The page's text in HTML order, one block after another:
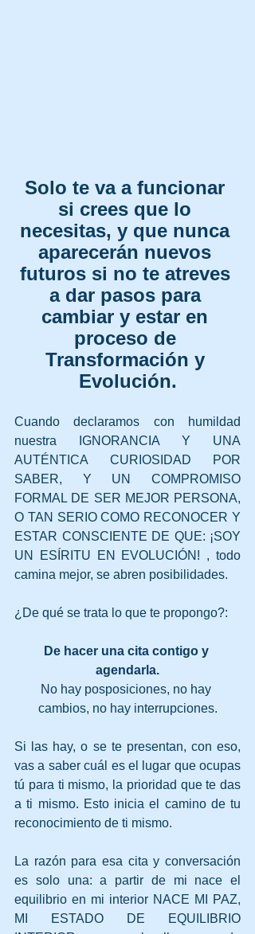
Solo te va a funcionar
si crees que lo
necesitas, y que nunca
aparecerán nuevos
futuros si no te atreves
a dar pasos para
cambiar y estar en
proceso de
Transformación y
Evolución.
Cuando declaramos con humildad
nuestra IGNORANCIA Y UNA
AUTÉNTICA CURIOSIDAD POR
SABER, Y UN COMPROMISO
FORMAL DE SER MEJOR PERSONA,
O TAN SERIO COMO RECONOCER Y
ESTAR CONSCIENTE DE QUE: ¡SOY
UN ESÍRITU EN EVOLUCIÓN! , todo
camina mejor, se abren posibilidades.
¿De qué se trata lo que te propongo?:
De hacer una cita contigo y
agendarla.
No hay posposiciones, no hay
cambios, no hay interrupciones.
Si las hay, o se te presentan, con eso,
vas a saber cuál es el lugar que ocupas
tú para ti mismo, la prioridad que te das
a ti mismo. Esto inicia el camino de tu
reconocimiento de ti mismo.
La razón para esa cita y conversación
es solo una: a partir de mi nace el
equilibrio en mi interior NACE MI PAZ,
MI ESTADO DE EQUILIBRIO